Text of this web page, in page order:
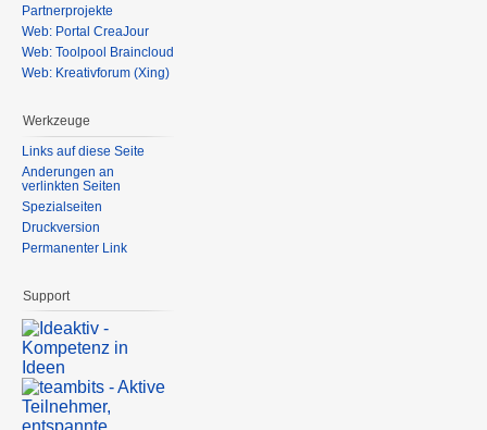
Partnerprojekte
Web: Portal CreaJour
Web: Toolpool Braincloud
Web: Kreativforum (Xing)
Werkzeuge
Links auf diese Seite
Änderungen an
verlinkten Seiten
Spezialseiten
Druckversion
Permanenter Link
Support